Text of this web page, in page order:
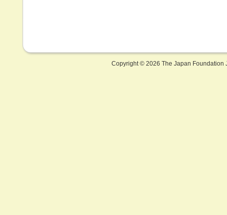
Copyright © 2026 The Japan Foundation